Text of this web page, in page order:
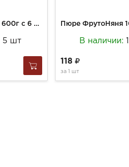
Смесь Нестожен2 600г с 6 м-цев молочная сухая с пребиотиками и лактобактериями
5 шт В наличии:
118
за 1 шт